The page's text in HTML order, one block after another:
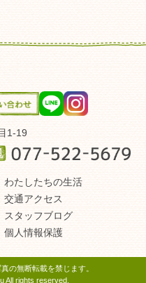
1-19
わたしたちの生活
交通アクセス
スタッフブログ
個人情報保護
の無断転載を禁じます。
All rights reserved.